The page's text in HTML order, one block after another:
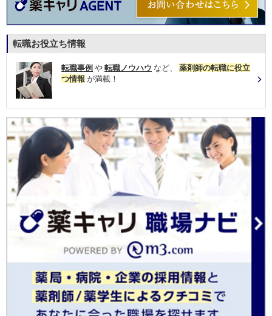
転職お役立ち情報
転職事例 や 転職ノウハウ など、 薬剤師の転職に役立
つ情報 が満載！